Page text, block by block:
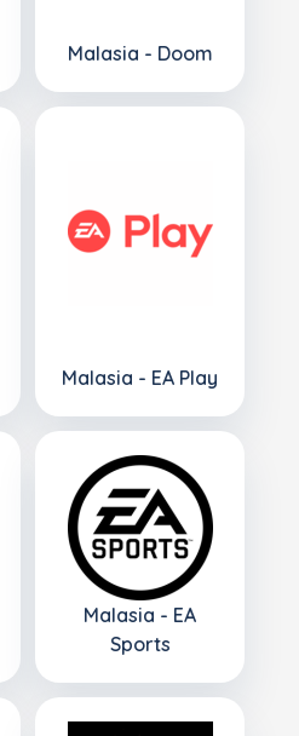
Malasia - Doom
Malasia - EA Play
Malasia - EA
Sports